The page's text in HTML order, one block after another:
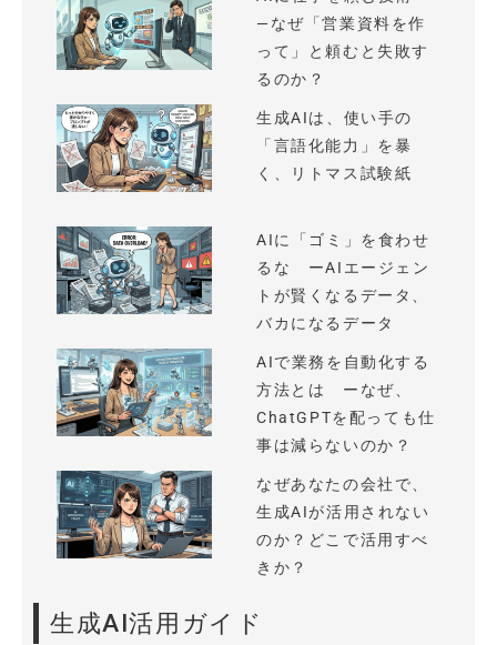
—なぜ「営業資料を作
って」と頼むと失敗す
るのか？
生成AIは、使い手の
「言語化能力」を暴
く、リトマス試験紙
AIに「ゴミ」を食わせ
るな ーAIエージェン
トが賢くなるデータ、
バカになるデータ
AIで業務を自動化する
方法とは ーなぜ、
ChatGPTを配っても仕
事は減らないのか？
なぜあなたの会社で、
生成AIが活用されない
のか？どこで活用すべ
きか？
生成AI活用ガイド